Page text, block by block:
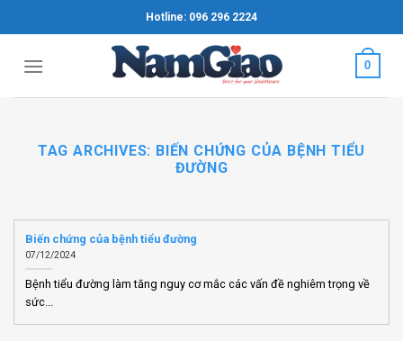
to
Hotline: 096 296 2224
0
TAG ARCHIVES: BIẾN CHỨNG CỦA BỆNH TIỂU
ĐƯỜNG
Biến chứng của bệnh tiểu đường
07/12/2024
Bệnh tiểu đường làm tăng nguy cơ mắc các vấn đề nghiêm trọng về
sức...